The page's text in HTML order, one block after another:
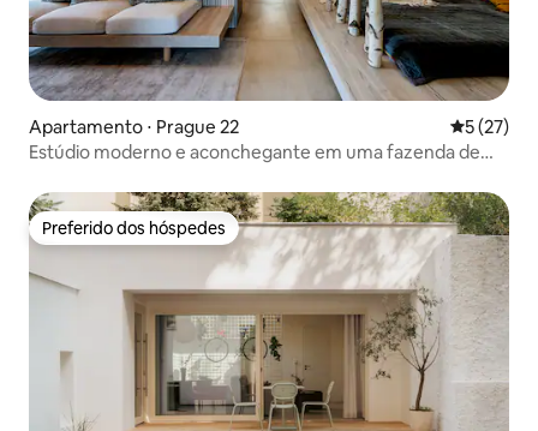
Apartamento ⋅ Prague 22 5 de uma
5 (27)
Estúdio moderno e aconchegante em uma fazenda de
Preferido dos hóspedes
Preferido dos hóspedes